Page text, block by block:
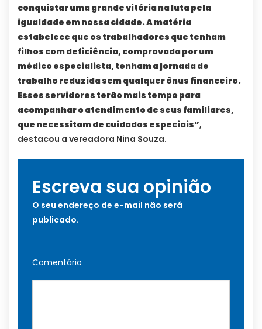
conquistar uma grande vitória na luta pela
igualdade em nossa cidade. A matéria
estabelece que os trabalhadores que tenham
filhos com deficiência, comprovada por um
médico especialista, tenham a jornada de
trabalho reduzida sem qualquer ônus financeiro.
Esses servidores terão mais tempo para
acompanhar o atendimento de seus familiares,
que necessitam de cuidados especiais”,
destacou a vereadora Nina Souza.
Escreva sua opinião
O seu endereço de e-mail não será
publicado.
Comentário